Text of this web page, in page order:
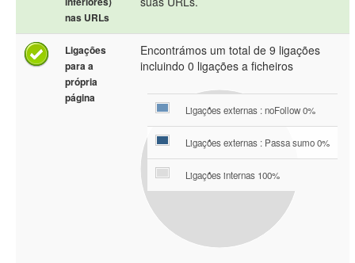
nas URLs
Ligações
para a
própria
página
Encontrámos um total de 9 ligações
incluindo 0 ligações a ficheiros
Ligações externas : noFollow 0%
Ligações externas : Passa sumo 0%
Ligações internas 100%